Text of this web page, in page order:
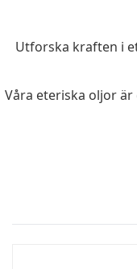
Utforska kraften i
Våra eteriska oljor